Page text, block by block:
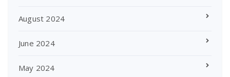
August 2024
June 2024
May 2024